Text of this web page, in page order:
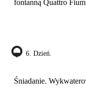
fontanną Quattro
6. Dzień.
Śniadanie.